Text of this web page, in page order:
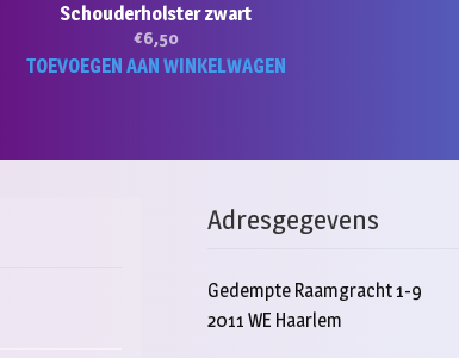
Schouderholster zwart
€6,50
TOEVOEGEN AAN WINKELWAGEN
Adresgegevens
Gedempte Raamgracht 1-9
2011 WE Haarlem